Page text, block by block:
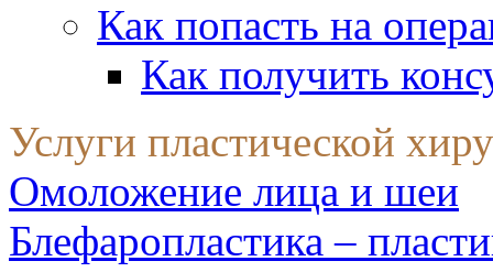
Как попасть на
Как получить
Услуги пластической
Омоложение лица и шеи
Блефаропластика –